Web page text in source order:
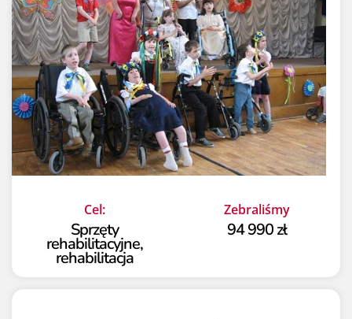
Cel:
Sprzęty
rehabilitacyjne,
rehabilitacja
Zebraliśmy
94 990 zł